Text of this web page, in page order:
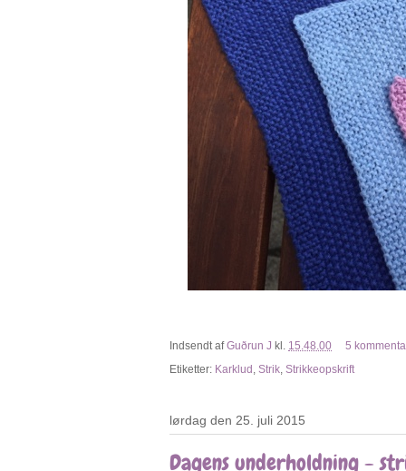
Indsendt afGuðrun J kl. 15.48.00
5
Etiketter: Karklud Strik Strikkeopskrift
lørdag den 25. juli 2015
Dagens underholdning -